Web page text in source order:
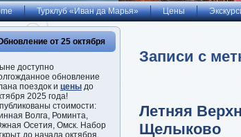
Турклуб «Иван да Марья» Цены
от 25 октября
доступно
обновление
поездок и цены до
2025 года!
стоимости:
Волга, Роминта,
Осетия, Омск. Набор
до начала октября.
Записи с
Летняя
Щелыково